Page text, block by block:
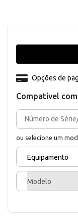
Compativel
ou selecione um
Equipamento
Modelo
Opções de